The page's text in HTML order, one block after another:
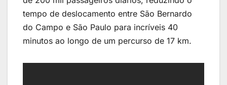
tempo de deslocamento entre São Bernardo
do Campo e São Paulo para incríveis 40
minutos ao longo de um percurso de 17 km.